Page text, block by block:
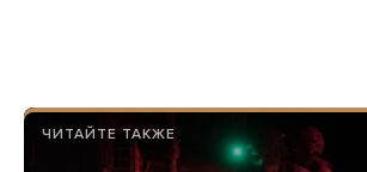
ЧИТАЙТЕ ТАКЖЕ